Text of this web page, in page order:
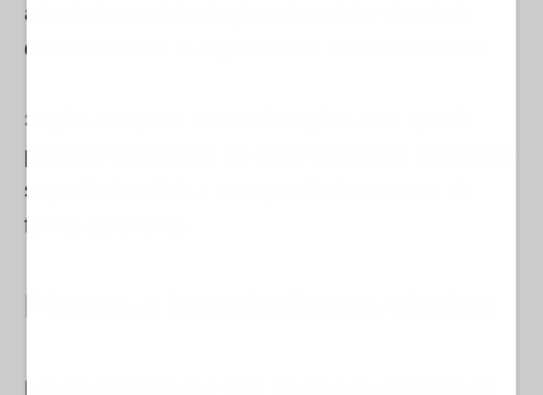
adoptado una
directamente a la organización terrorista
Según el reporte del medio digital, este tipo de
perfiles representan un desafío para las fuerzas de
seguridad debido a su capacidad de actuar de
forma autónoma.
Planes e instalaciones vitales
Las investigaciones y las labores de seguimiento